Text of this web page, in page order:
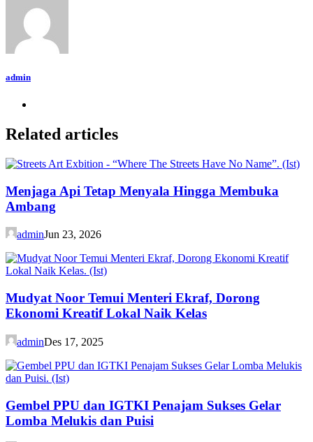
admin
Related articles
Menjaga Api Tetap Menyala Hingga Membuka
Ambang
adminJun 23, 2026
Mudyat Noor Temui Menteri Ekraf, Dorong
Ekonomi Kreatif Lokal Naik Kelas
adminDes 17, 2025
Gembel PPU dan IGTKI Penajam Sukses Gelar
Lomba Melukis dan Puisi